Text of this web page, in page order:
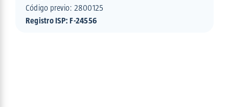
Código previo: 2800125
Registro ISP: F-24556